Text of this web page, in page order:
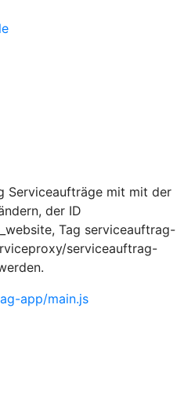
Serviceaufträge mit mit der
der ID
Tag serviceauftrag-
serviceauftrag-
app/main.js